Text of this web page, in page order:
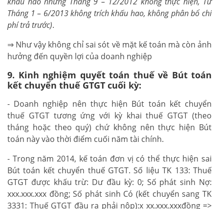
Tháng 1 – 6/2013 không trích khấu hao, không phân bổ chi
phí trả trước).
⇒ Như vậy không chỉ sai sót về mặt kế toán mà còn ảnh
hưởng đến quyền lợi của doanh nghiệp
9. Kinh nghiệm quyết toán thuế về Bút toán
kết chuyển thuế GTGT cuối kỳ:
- Doanh nghiệp nên thực hiện Bút toán kết chuyển
thuế GTGT tương ứng với kỳ khai thuế GTGT (theo
tháng hoặc theo quý) chứ không nên thực hiện Bút
toán này vào thời điểm cuối năm tài chính.
- Trong năm 2014, kế toán đơn vị có thể thực hiện sai
Bút toán kết chuyển thuế GTGT. Số liệu TK 133: Thuế
GTGT được khấu trừ: Dư đầu kỳ: 0; Số phát sinh Nợ:
xxx.xxx.xxx đồng; Số phát sinh Có (kết chuyển sang TK
3331: Thuế GTGT đầu ra phải nộp):x xx.xxx.xxxđồng =>